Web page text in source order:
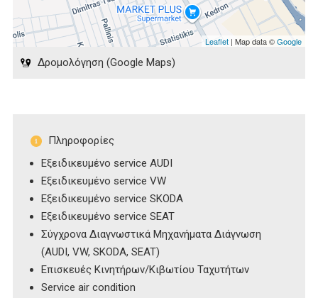
Leaflet | Map data ©Google
Δρομολόγηση (Google Maps)
Πληροφορίες
Εξειδικευμένο service AUDI
Εξειδικευμένο service VW
Εξειδικευμένο service SKODA
Εξειδικευμένο service SEAT
Σύγχρονα Διαγνωστικά Μηχανήματα Διάγνωση
(AUDI, VW, SKODA, SEAT)
Επισκευές Κινητήρων/Κιβωτίου Ταχυτήτων
Service air condition